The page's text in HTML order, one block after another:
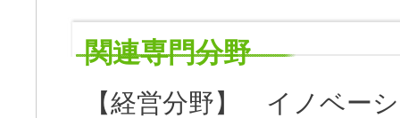
関連専門分野
【経営分野】 イノベー